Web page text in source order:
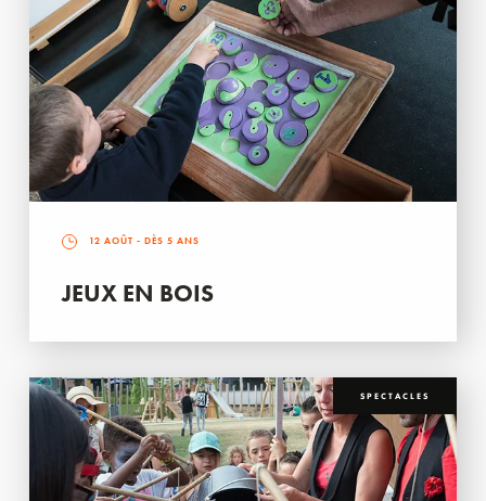
12 AOÛT - DÈS 5 ANS
JEUX EN BOIS
SPECTACLES